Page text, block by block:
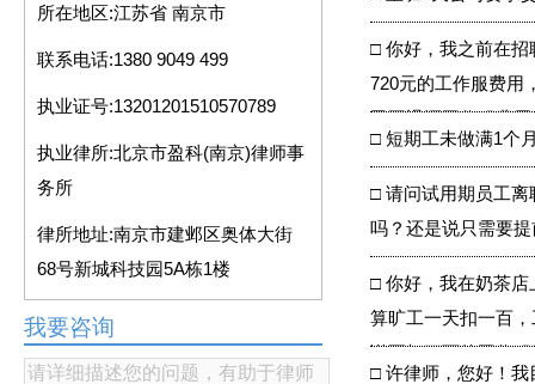
所在地区:江苏省 南京市
联系电话:1380 9049 499
执业证号:13201201510570789
执业律所:北京市盈科(南京)律师事
务所
律所地址:南京市建邺区奥体大街
68号新城科技园5A栋1楼
我要咨询
□ 你好，我之前在
720元的工作服费用
司不退还工作服费
□ 短期工未做满1个
□ 请问试用期员工
吗？还是说只需要
□ 你好，我在奶茶
算旷工一天扣一百
说要扣三百的工作
□ 许律师，您好！